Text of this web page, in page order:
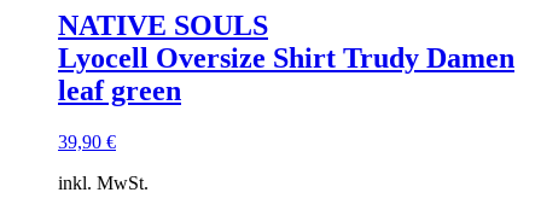
NATIVE SOULS
Lyocell Oversize Shirt Trudy Damen
leaf green
39,90 €
inkl. MwSt.